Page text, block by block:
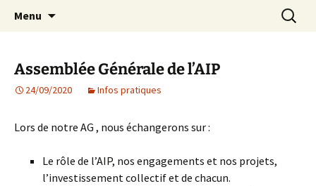
AIP Paris 14 – Association
Indépendante des Parents
d'élèves depuis 1981
Agit – s'Investit – Participe au service des
enfants du secteur scolaire Dolent-Arago-
Menu
Assemblée Générale de l’AIP
24/09/2020 Infos pratiques
Lors de notre AG , nous échangerons sur :
Le rôle de l’AIP, nos engagements et nos projets,
l’investissement collectif et de chacun.